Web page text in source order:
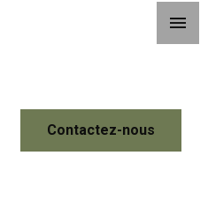
menu
Contactez-nous